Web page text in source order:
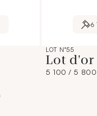
6
LOT N°55
Lot d'or
5 100 / 5